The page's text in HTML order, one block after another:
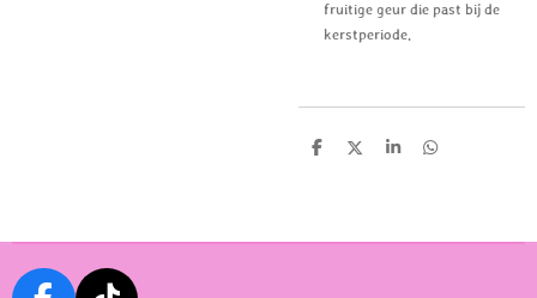
fruitige geur die past bij de
kerstperiode.
D
D
S
D